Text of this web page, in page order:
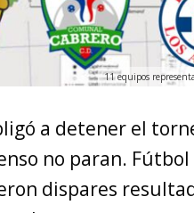
11 equipos
a detener el
no paran.
dispares